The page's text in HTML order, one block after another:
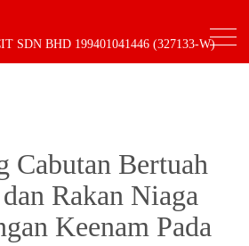
SDN BHD 199401041446 (327133-W)
Cabutan Bertuah
Rakan Niaga
Keenam Pada